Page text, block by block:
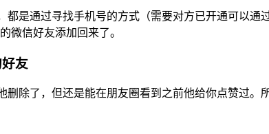
是通过寻找手机号的方式（需要对方已开通可以
微信好友添加回来了。
友
除了，但还是能在朋友圈看到之前他给你点赞过